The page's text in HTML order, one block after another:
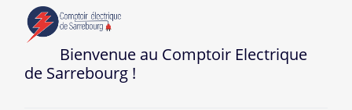
Bienvenue au Comptoir Electrique
de Sarrebourg !